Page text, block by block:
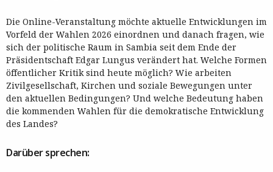
Die Online-Veranstaltung möchte aktuelle Entwicklungen im
Vorfeld der Wahlen 2026 einordnen und danach fragen, wie
sich der politische Raum in Sambia seit dem Ende der
Präsidentschaft Edgar Lungus verändert hat. Welche Formen
öffentlicher Kritik sind heute möglich? Wie arbeiten
Zivilgesellschaft, Kirchen und soziale Bewegungen unter
den aktuellen Bedingungen? Und welche Bedeutung haben
die kommenden Wahlen für die demokratische Entwicklung
des Landes?
Darüber sprechen: